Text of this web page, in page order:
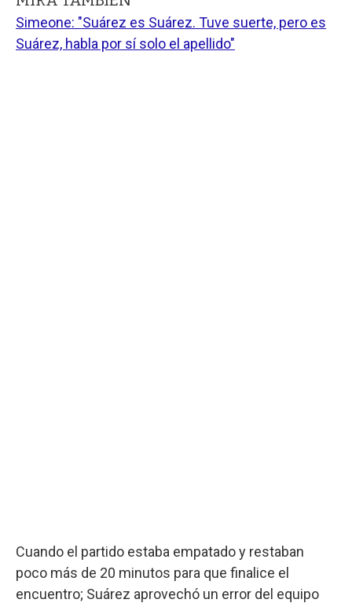
Simeone: "Suárez es Suárez. Tuve suerte, pero es
Suárez, habla por sí solo el apellido"
Cuando el partido estaba empatado y restaban
poco más de 20 minutos para que finalice el
encuentro; Suárez aprovechó un error del equipo